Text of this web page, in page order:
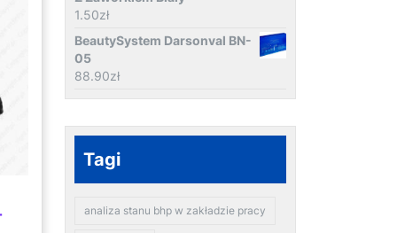
1.50zł
BeautySystem Darsonval BN-
05
88.90zł
Tagi
analiza stanu bhp w zakładzie pracy